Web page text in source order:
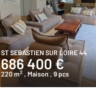
ST SEBASTIEN SUR LOIRE 44
686 400 €
220 m2 , Maison , 9 pcs